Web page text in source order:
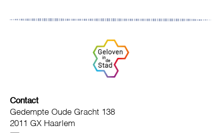
Contact
Gedempte Oude Gracht 138
2011 GX Haarlem